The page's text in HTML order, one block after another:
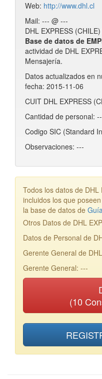
Web: http://www.dhl.cl
Mail: --- @ ---
DHL EXPRESS
Base de datos de
actividad de DHL
Mensajería.
Datos actualizados en
fecha: 2015-11-06
CUIT DHL EXPRESS
Cantidad de personal:
Codigo SIC (Standard
Observaciones: ---
Todos los datos de DHL
incluidos los que
la base de datos de
Otros Datos de DHL
Datos de Personal de
Gerente General de
Gerente General: ---
(10